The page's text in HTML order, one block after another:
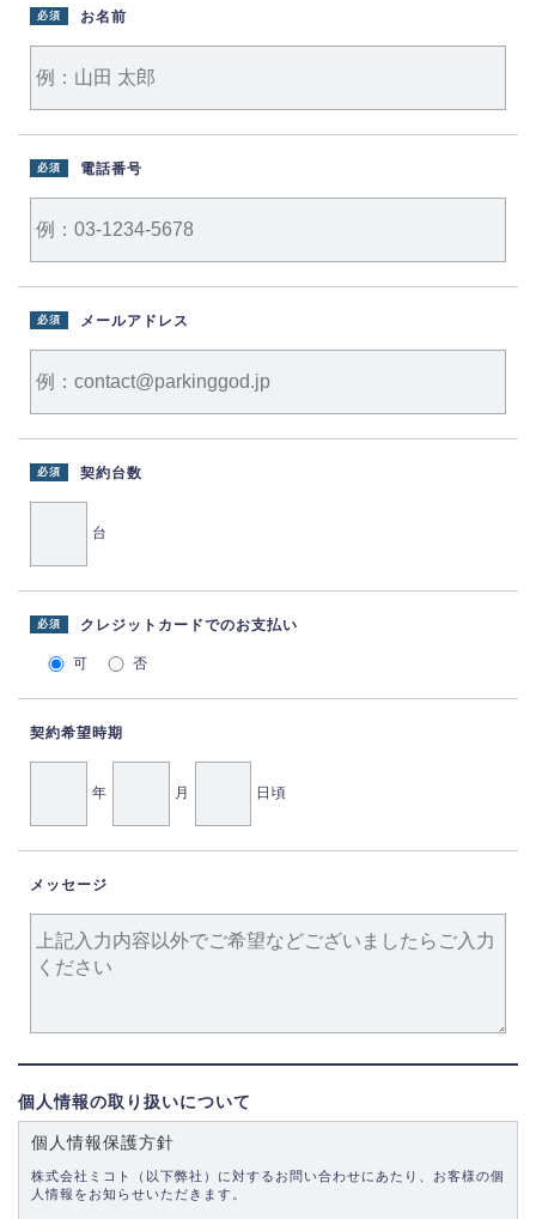
お名前
必須
電話番号
必須
メールアドレス
必須
契約台数
必須
台
クレジットカードでのお支払い
必須
可 否
契約希望時期
年 月 日頃
メッセージ
個人情報の取り扱いについて
個人情報保護方針
株式会社ミコト（以下弊社）に対するお問い合わせにあたり、お客様の個
人情報をお知らせいただきます。